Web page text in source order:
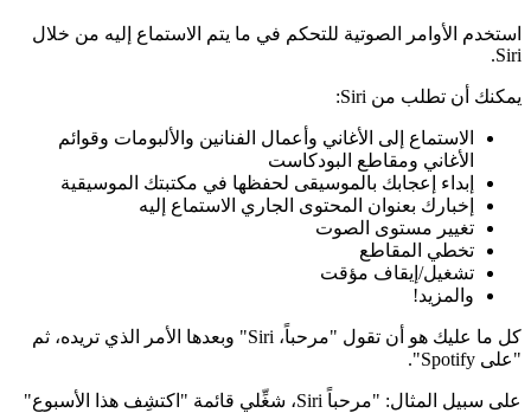
استخدم الأوامر الصوتية للتحكم في ما يتم الاستماع إليه من خلال
Siri.
يمكنك أن تطلب من Siri:
الاستماع إلى الأغاني وأعمال الفنانين والألبومات وقوائم
الأغاني ومقاطع البودكاست
إبداء إعجابك بالموسيقى لحفظها في مكتبتك الموسيقية
إخبارك بعنوان المحتوى الجاري الاستماع إليه
تغيير مستوى الصوت
تخطي المقاطع
تشغيل/إيقاف مؤقت
والمزيد!
كل ما عليك هو أن تقول "مرحباً، Siri" وبعدها الأمر الذي تريده، ثم
"على Spotify".
على سبيل المثال: "مرحباً Siri، شغِّلي قائمة "اكتشِف هذا الأسبوع"